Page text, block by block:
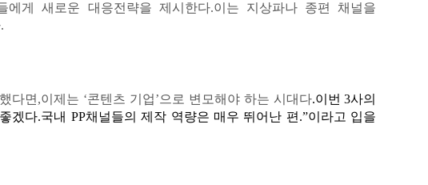
에게 새로운 대응전략을 제시한다.이는 지상파나 종편 채널을
.
다면 ,이제는 ‘콘텐츠 기업’으로 변모해야 하는 시대다.이번3사의
겠다.국내 PP채널들의 제작 역량은 매우 뛰어난 편 .”이라고 입을